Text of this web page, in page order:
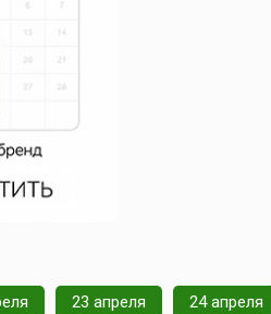
23 апреля 24 апреля